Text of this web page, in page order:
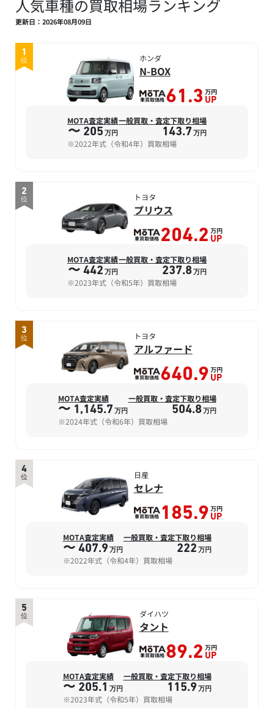
人気車種の買取相場ランキング
更新日：2026年08月09日
1
位 ホンダ
N-BOX
車買取価格61.3 万円
UP
MOTA査定実績
〜 205 万円
一般買取・査定下取り相場
143.7 万円
※2022年式（令和4年）買取相場
2
位 トヨタ
プリウス
車買取価格204.2 万円
UP
MOTA査定実績
〜 442 万円
一般買取・査定下取り相場
237.8 万円
※2023年式（令和5年）買取相場
3
位 トヨタ
アルファード
車買取価格640.9 万円
UP
MOTA査定実績
〜 1,145.7 万円
一般買取・査定下取り相場
504.8 万円
※2024年式（令和6年）買取相場
4
位 日産
セレナ
車買取価格185.9 万円
UP
MOTA査定実績
〜 407.9 万円
一般買取・査定下取り相場
222 万円
※2022年式（令和4年）買取相場
5
位 ダイハツ
タント
車買取価格89.2 万円
UP
MOTA査定実績
〜 205.1 万円
一般買取・査定下取り相場
115.9 万円
※2023年式（令和5年）買取相場